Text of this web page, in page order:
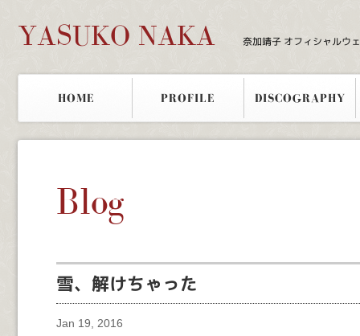
YASUKO NAKA 奈加靖子 オフィシャルウ
HOME PROFILE DISCOGRAPHY
Blog
雪、解けちゃった
Jan 19, 2016